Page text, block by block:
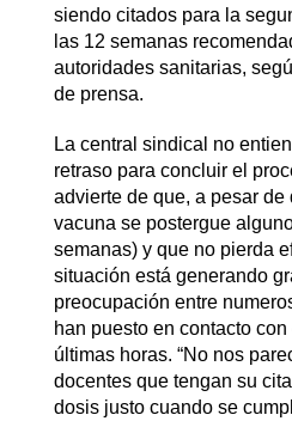
siendo citados para la
las 12 semanas
autoridades sanitarias,
de prensa.
La central sindical no
retraso para concluir el
advierte de que, a pesar
vacuna se postergue
semanas) y que no pierda
situación está generando
preocupación entre
han puesto en contacto
últimas horas. “No nos
docentes que tengan su
dosis justo cuando se